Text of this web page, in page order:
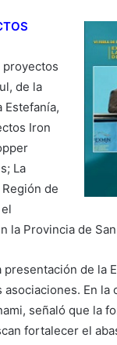
proyectos
de la
Estefanía,
Iron
La
de
la Provincia de
de la
En
señaló que la
fortalecer el